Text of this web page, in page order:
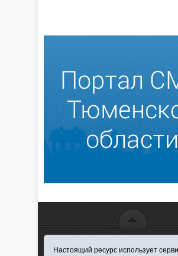
использовании материалов ссылка
Настоящий ресурс использует